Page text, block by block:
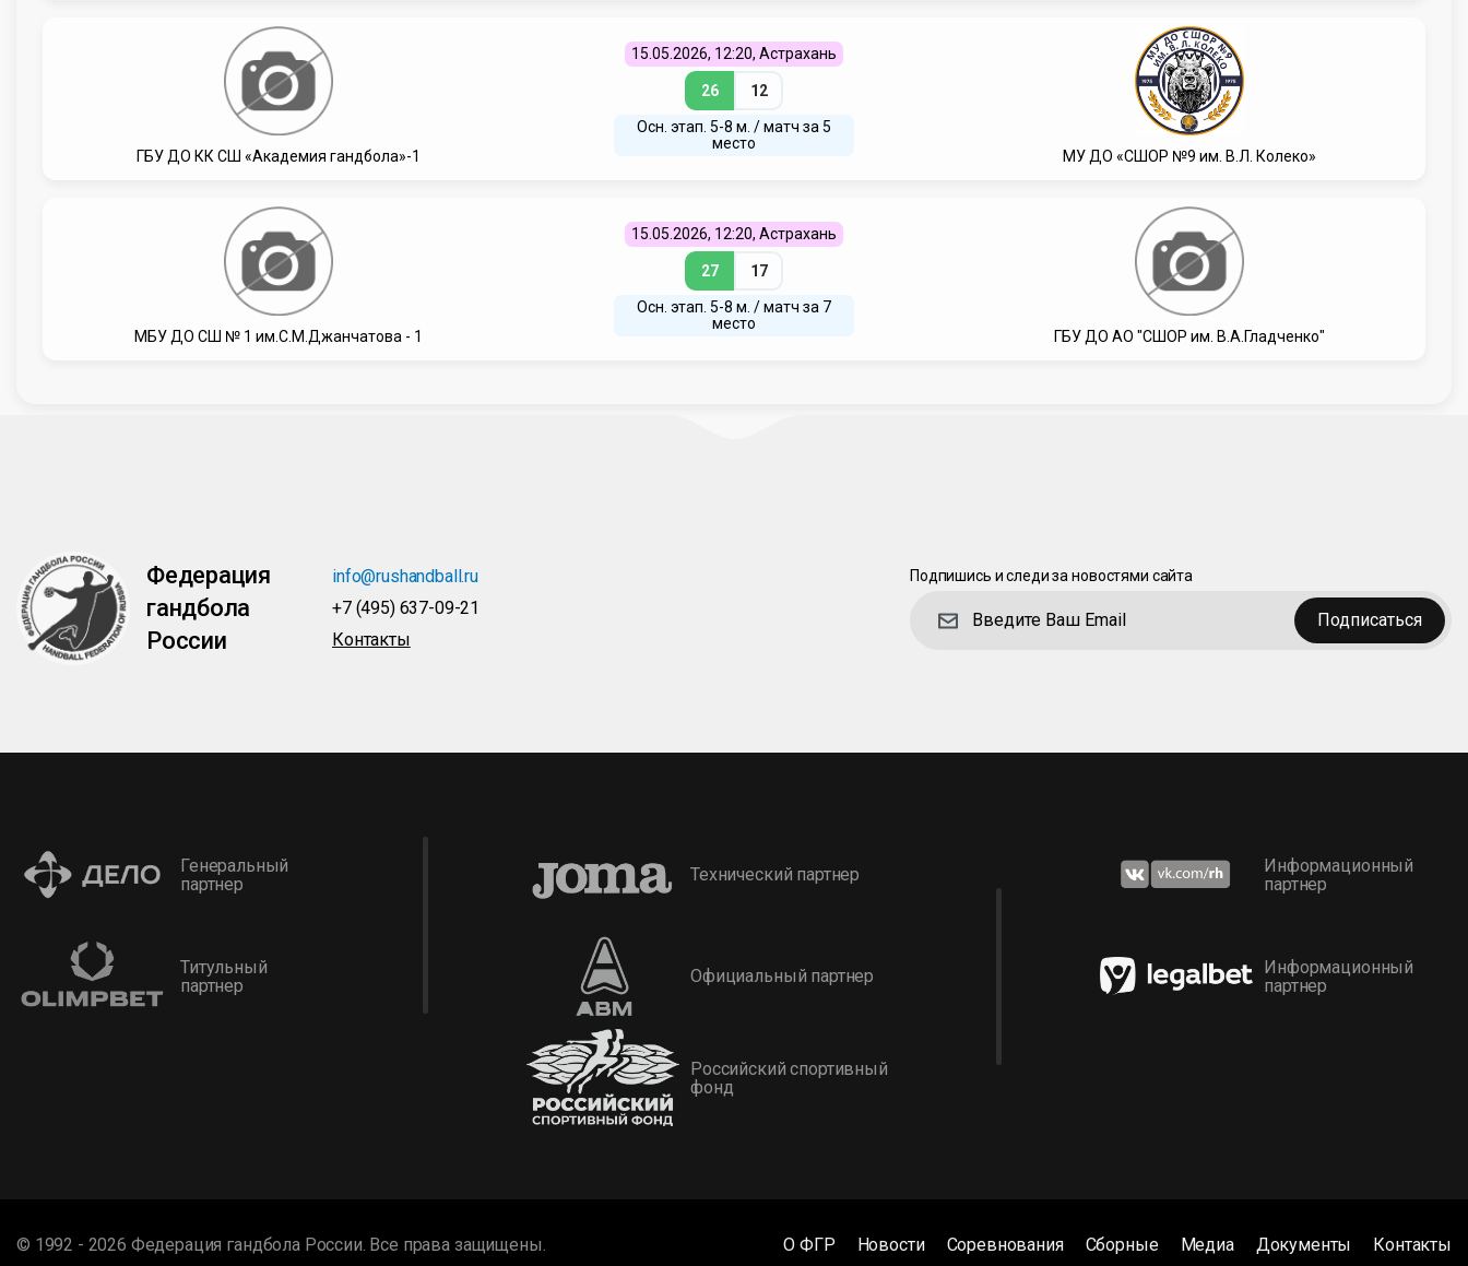
ГБУ ДО КК СШ «Академия гандбола»-1
15.05.2026, 12:20, Астрахань
26 12
Осн. этап. 5-8 м. / матч за 5
место
МУ ДО «СШОР №9 им. В.Л. Колеко»
МБУ ДО СШ № 1 им.С.М.Джанчатова - 1
15.05.2026, 12:20, Астрахань
27 17
Осн. этап. 5-8 м. / матч за 7
место
ГБУ ДО АО "СШОР им. В.А.Гладченко"
Федерация
гандбола
России
info@rushandball.ru
+7 (495) 637-09-21
Контакты
Подпишись и следи за новостями сайта
Подписаться
Генеральный
партнер
Титульный
партнер
Технический партнер
Официальный партнер
Российский спортивный
фонд
Информационный
партнер
Информационный
партнер
© 1992 - 2026 Федерация гандбола России. Все права защищены. О ФГР Новости Соревнования Сборные Медиа Документы Контакты